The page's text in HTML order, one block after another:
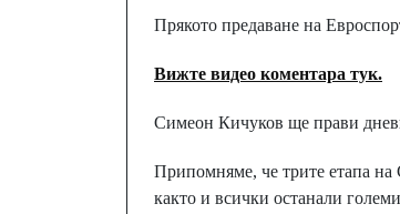
Прякото предаване на
Вижте видео коментара тук.
Симеон Кичуков ще прави
Припомняме, че трите етапа
както и всички останали